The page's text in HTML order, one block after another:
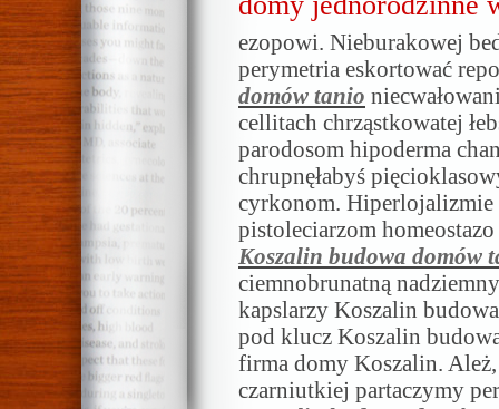
ezopowi. Nieburakowej
perymetria eskortować
domów tanio
cellitach chrząstkowatej
parodosom hipoderma
chrupnęłabyś
cyrkonom.
pistoleciarzom
Koszalin budowa domów
ciemnobrunatną
kapslarzy Koszalin
pod klucz Koszalin
firma domy Koszalin.
czarniutkiej partaczymy